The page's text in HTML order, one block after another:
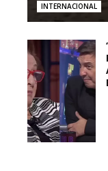
INTERNACIONAL